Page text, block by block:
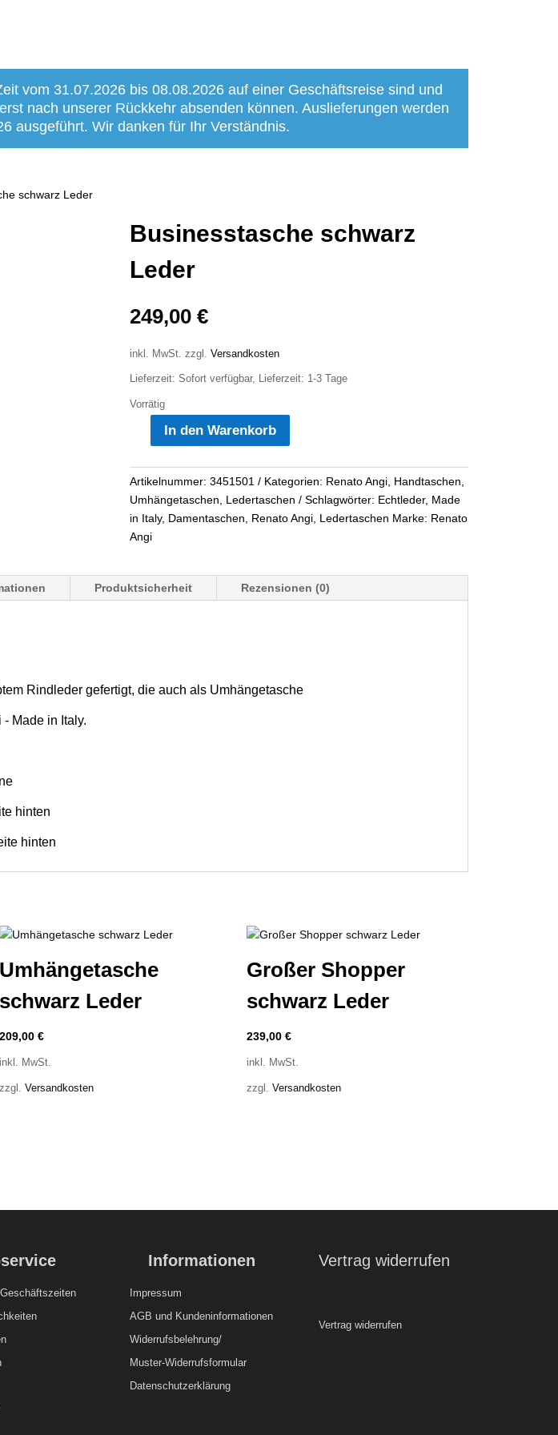
vom 31.07.2026 bis 08.08.2026 auf einer Geschäftsreise sind und
nach unserer Rückkehr absenden können. Auslieferungen werden
ausgeführt. Wir danken für Ihr Verständnis.
schwarz Leder
Businesstasche schwarz
Leder
249,00€
inkl. MwSt. zzgl.Versandkosten
Lieferzeit:Sofort verfügbar, Lieferzeit: 1-3 Tage
Vorrätig
Businesstasche
Leder
Menge
In den Warenkorb
Artikelnummer:3451501 Kategorien: Renato Angi, Handtaschen,
Umhängetaschen, Ledertaschen Schlagwörter: Echtleder, Made
in Italy, Damentaschen, Renato Angi, Ledertaschen Marke: Renato
Angi
Produktsicherheit Rezensionen (0)
Rindleder gefertigt, die auch als Umhängetasche
Made in Italy.
hinten
hinten
Umhängetasche
schwarz Leder
209,00€
inkl. MwSt.
zzgl.Versandkosten
Großer Shopper
schwarz Leder
239,00€
inkl. MwSt.
zzgl.Versandkosten
Geschäftszeiten
Informationen
Impressum
AGB und Kundeninformationen
Widerrufsbelehrung/
Muster-Widerrufsformular
Datenschutzerklärung
Vertrag widerrufen
Vertrag widerrufen